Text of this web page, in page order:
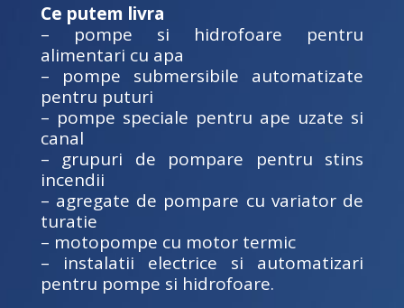
Ce putem livra
– pompe si hidrofoare pentru
alimentari cu apa
– pompe submersibile automatizate
pentru puturi
– pompe speciale pentru ape uzate si
canal
– grupuri de pompare pentru stins
incendii
– agregate de pompare cu variator de
turatie
– motopompe cu motor termic
– instalatii electrice si automatizari
pentru pompe si hidrofoare.